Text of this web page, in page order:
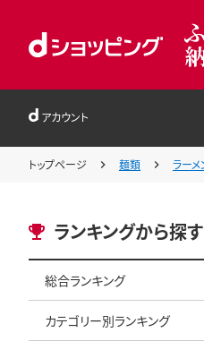
アカウント
トップページ 麺類 ラーメ
ランキングから探す
総合ランキング
カテゴリー別ランキング